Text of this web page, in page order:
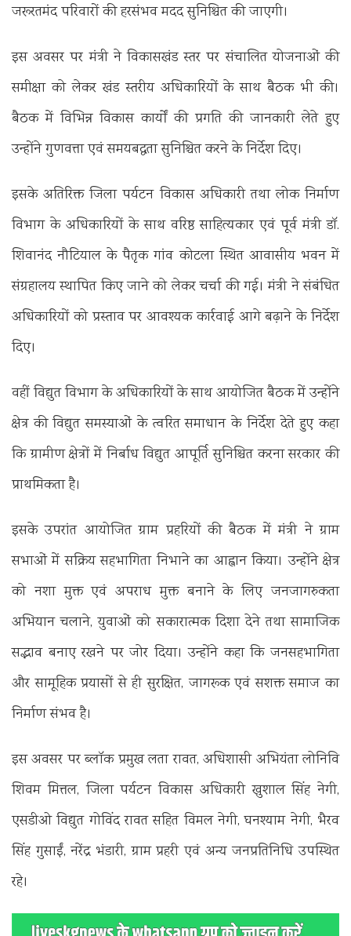
जरूरतमंद परिवारों की हरसंभव मदद सुनिश्चित की जाएगी।
इस अवसर पर मंत्री ने विकासखंड स्तर पर संचालित योजनाओं की
समीक्षा को लेकर खंड स्तरीय अधिकारियों के साथ बैठक भी की।
बैठक में विभिन्न विकास कार्यों की प्रगति की जानकारी लेते हुए
उन्होंने गुणवत्ता एवं समयबद्धता सुनिश्चित करने के निर्देश दिए।
इसके अतिरिक्त जिला पर्यटन विकास अधिकारी तथा लोक निर्माण
विभाग के अधिकारियों के साथ वरिष्ठ साहित्यकार एवं पूर्व मंत्री डॉ.
शिवानंद नौटियाल के पैतृक गांव कोटला स्थित आवासीय भवन में
संग्रहालय स्थापित किए जाने को लेकर चर्चा की गई। मंत्री ने संबंधित
अधिकारियों को प्रस्ताव पर आवश्यक कार्रवाई आगे बढ़ाने के निर्देश
दिए।
वहीं विद्युत विभाग के अधिकारियों के साथ आयोजित बैठक में उन्होंने
क्षेत्र की विद्युत समस्याओं के त्वरित समाधान के निर्देश देते हुए कहा
कि ग्रामीण क्षेत्रों में निर्बाध विद्युत आपूर्ति सुनिश्चित करना सरकार की
प्राथमिकता है।
इसके उपरांत आयोजित ग्राम प्रहरियों की बैठक में मंत्री ने ग्राम
सभाओं में सक्रिय सहभागिता निभाने का आह्वान किया। उन्होंने क्षेत्र
को नशा मुक्त एवं अपराध मुक्त बनाने के लिए जनजागरुकता
अभियान चलाने, युवाओं को सकारात्मक दिशा देने तथा सामाजिक
सद्भाव बनाए रखने पर जोर दिया। उन्होंने कहा कि जनसहभागिता
और सामूहिक प्रयासों से ही सुरक्षित, जागरूक एवं सशक्त समाज का
निर्माण संभव है।
इस अवसर पर ब्लॉक प्रमुख लता रावत, अधिशासी अभियंता लोनिवि
शिवम मित्तल, जिला पर्यटन विकास अधिकारी खुशाल सिंह नेगी,
एसडीओ विद्युत गोविंद रावत सहित विमल नेगी, घनश्याम नेगी, भैरव
सिंह गुसाईं, नरेंद्र भंडारी, ग्राम प्रहरी एवं अन्य जनप्रतिनिधि उपस्थित
रहे।